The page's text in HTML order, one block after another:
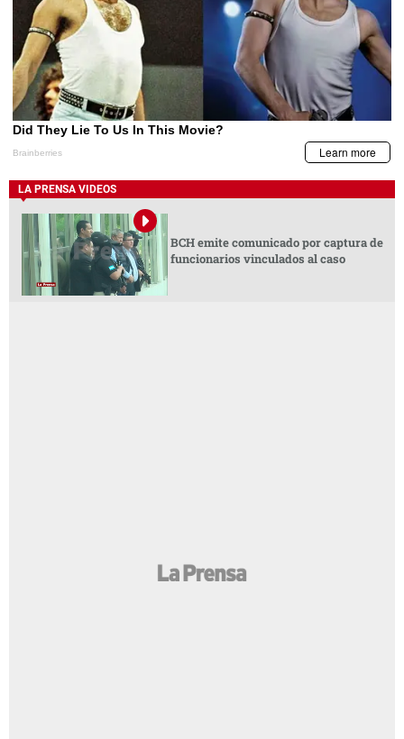
LA PRENSA VIDEOS
BCH emite comunicado por captura de
funcionarios vinculados al caso